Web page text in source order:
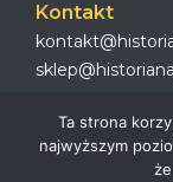
Kontakt
Ta strona
najwyższym